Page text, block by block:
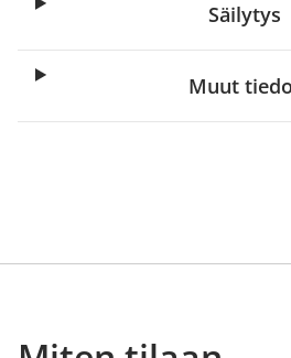
Säilytys
Muut